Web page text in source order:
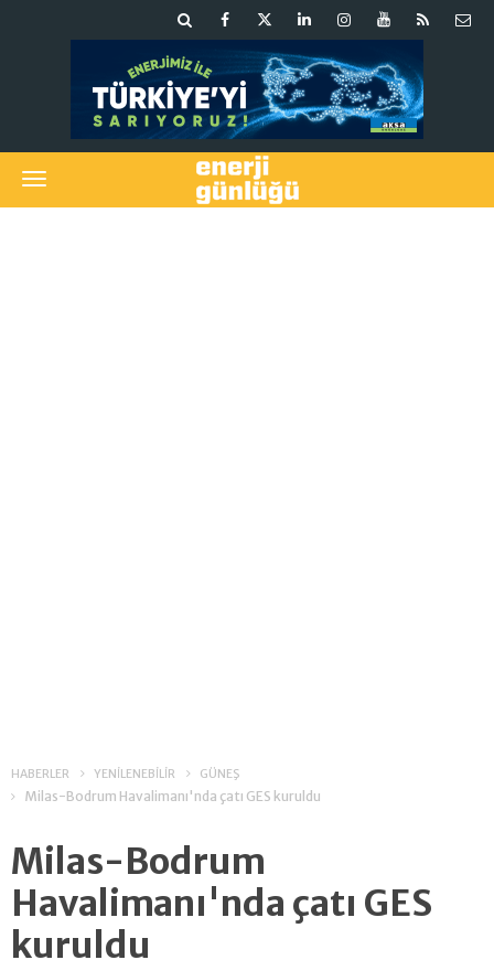
HABERLER YENİLENEBİLİR GÜNEŞ
Milas-Bodrum Havalimanı'nda çatı GES kuruldu
Milas-Bodrum
Havalimanı'nda çatı GES
kuruldu